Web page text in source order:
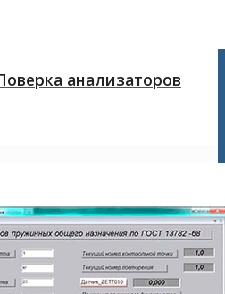
анализаторов